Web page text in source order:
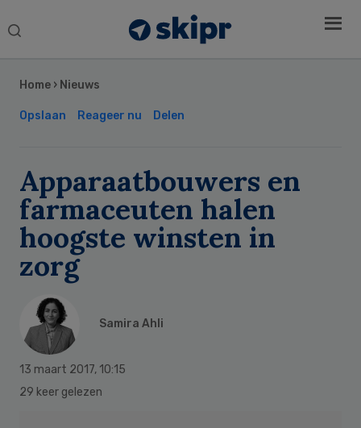
Search
Home › Nieuws
Opslaan Reageer nu Delen
Apparaatbouwers en
farmaceuten halen
hoogste winsten in
zorg
Samira Ahli
13 maart 2017, 10:15
29 keer gelezen
Sidebar